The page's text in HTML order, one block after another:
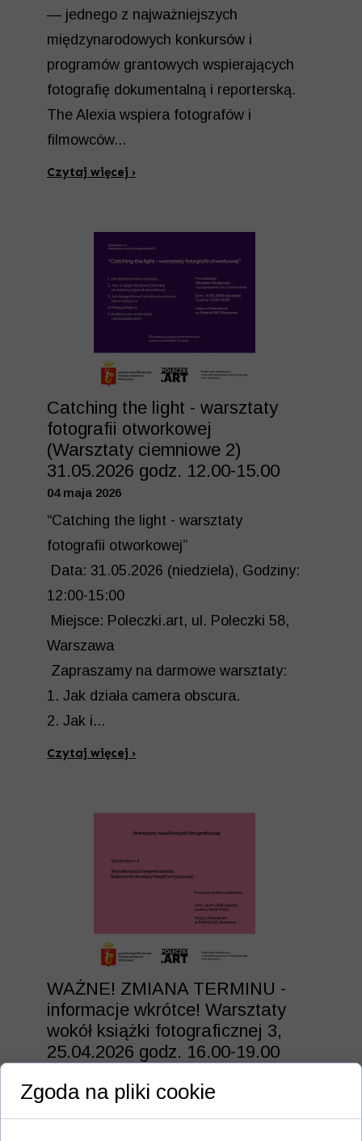
— jednego z najważniejszych
międzynarodowych konkursów i
programów grantowych wspierających
fotografię dokumentalną i reporterską.
The Alexia wspiera fotografów i
filmowców...
Czytaj więcej ›
Catching the light - warsztaty
fotografii otworkowej
(Warsztaty ciemniowe 2)
31.05.2026 godz. 12.00-15.00
04 maja 2026
“Catching the light - warsztaty
fotografii otworkowej”
Data: 31.05.2026 (niedziela), Godziny:
12:00-15:00
Miejsce: Poleczki.art, ul. Poleczki 58,
Warszawa
Zapraszamy na darmowe warsztaty:
1. Jak działa camera obscura.
2. Jak i...
Czytaj więcej ›
WAŻNE! ZMIANA TERMINU -
informacje wkrótce! Warsztaty
wokół książki fotograficznej 3,
25.04.2026 godz. 16.00-19.00
Warsztaty wokół książki fotograficznej:
Zgoda na pliki cookie